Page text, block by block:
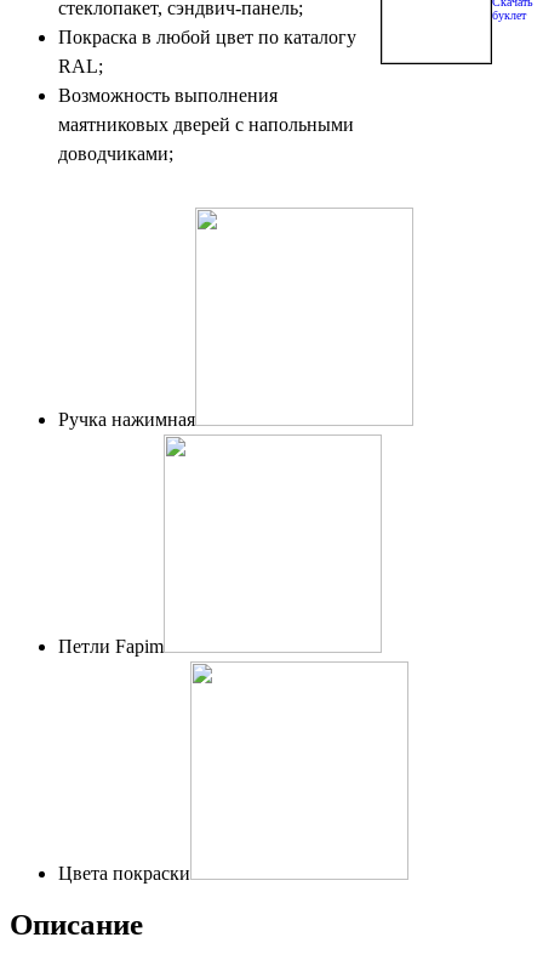
стеклопакет, сэндвич-панель;
Покраска в любой цвет по каталогу
RAL;
Возможность выполнения
маятниковых дверей с напольными
доводчиками;
буклет
Ручка нажимная
Петли Fapim
Цвета покраски
Описание